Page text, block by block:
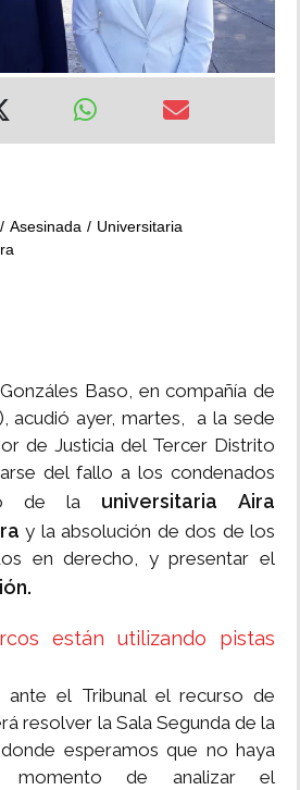
Asesinada
Universitaria
Baso, en compañía de
acudió ayer, martes, a la sede
de Justicia del Tercer Distrito
del fallo a los condenados
de la universitaria
Aira
y la absolución de dos de los
en derecho, y presentar el
están utilizando pistas
ante el Tribunal el recurso de
resolver la Sala Segunda de la
esperamos que no haya
momento de analizar el